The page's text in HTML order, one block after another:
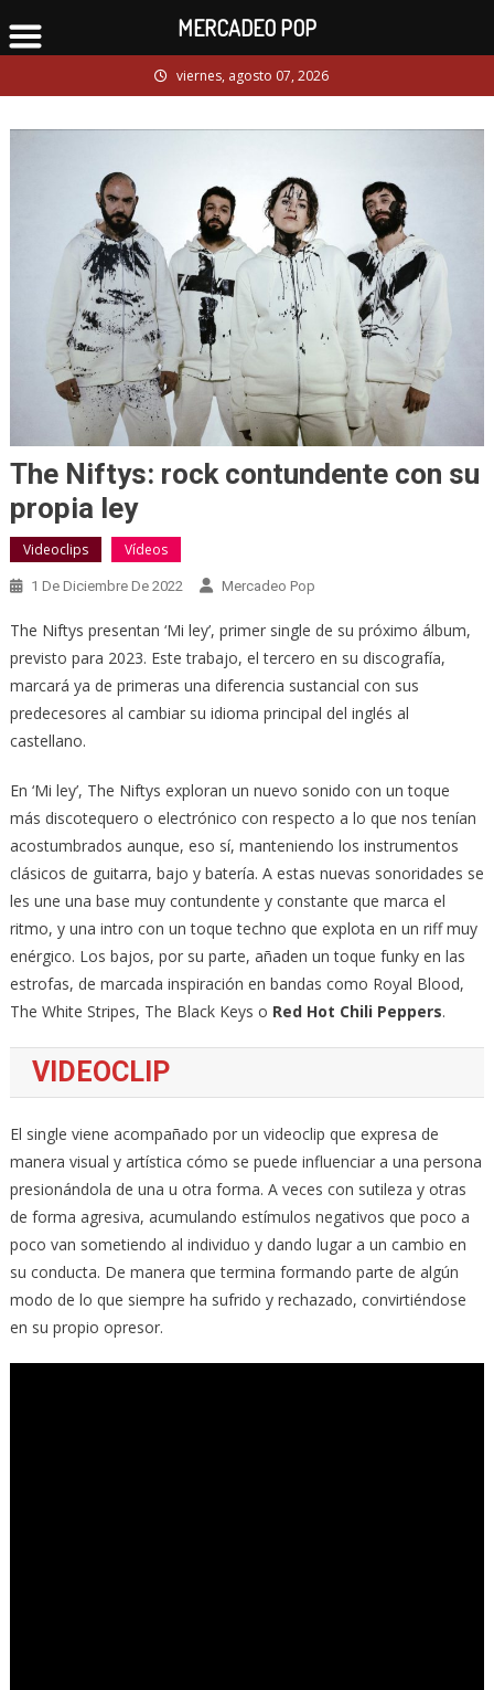
to
viernes, agosto 07, 2026
The Niftys: rock contundente con su
propia ley
Videoclips Vídeos
1 De Diciembre De 2022 Mercadeo Pop
The Niftys presentan ‘Mi ley’, primer single de su próximo álbum,
previsto para 2023. Este trabajo, el tercero en su discografía,
marcará ya de primeras una diferencia sustancial con sus
predecesores al cambiar su idioma principal del inglés al
castellano.
En ‘Mi ley’, The Niftys exploran un nuevo sonido con un toque
más discotequero o electrónico con respecto a lo que nos tenían
acostumbrados aunque, eso sí, manteniendo los instrumentos
clásicos de guitarra, bajo y batería. A estas nuevas sonoridades se
les une una base muy contundente y constante que marca el
ritmo, y una intro con un toque techno que explota en un riff muy
enérgico. Los bajos, por su parte, añaden un toque funky en las
estrofas, de marcada inspiración en bandas como Royal Blood,
The White Stripes, The Black Keys o Red Hot Chili Peppers.
VIDEOCLIP
El single viene acompañado por un videoclip que expresa de
manera visual y artística cómo se puede influenciar a una persona
presionándola de una u otra forma. A veces con sutileza y otras
de forma agresiva, acumulando estímulos negativos que poco a
poco van sometiendo al individuo y dando lugar a un cambio en
su conducta. De manera que termina formando parte de algún
modo de lo que siempre ha sufrido y rechazado, convirtiéndose
en su propio opresor.
MERCADEO POP